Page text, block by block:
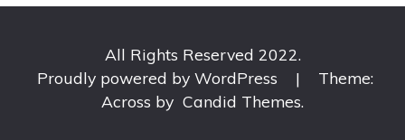
All Rights Reserved 2022.
Proudly powered by WordPress
|
Theme:
Across by Candid Themes.